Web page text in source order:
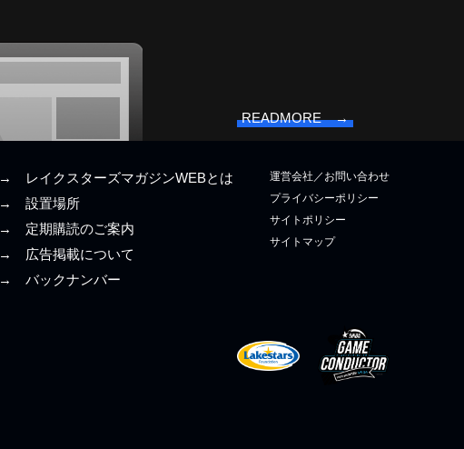
READMORE →
→ レイクスターズマガジンWEBとは
→ 設置場所
→ 定期購読のご案内
→ 広告掲載について
→ バックナンバー
運営会社／お問い合わせ
プライバシーポリシー
サイトポリシー
サイトマップ